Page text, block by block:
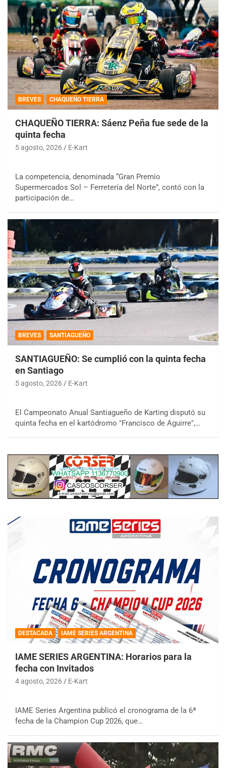
BREVES CHAQUEÑO TIERRA
CHAQUEÑO TIERRA: Sáenz Peña fue sede de la
quinta fecha
5 agosto, 2026 E-Kart
La competencia, denominada “Gran Premio
Supermercados Sol – Ferretería del Norte”, contó con la
participación de…
BREVES SANTIAGUEÑO
SANTIAGUEÑO: Se cumplió con la quinta fecha
en Santiago
5 agosto, 2026 E-Kart
El Campeonato Anual Santiagueño de Karting disputó su
quinta fecha en el kartódromo "Francisco de Aguirre",…
DESTACADA IAME SERIES ARGENTINA
IAME SERIES ARGENTINA: Horarios para la
fecha con Invitados
4 agosto, 2026 E-Kart
IAME Series Argentina publicó el cronograma de la 6ª
fecha de la Champion Cup 2026, que…